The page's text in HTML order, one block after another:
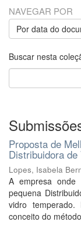
NAVEGAR POR
Por data do
Buscar nesta
Proposta de
Distribuidora
Lopes, Isabela
A empresa
pequena
vidro
conceito do